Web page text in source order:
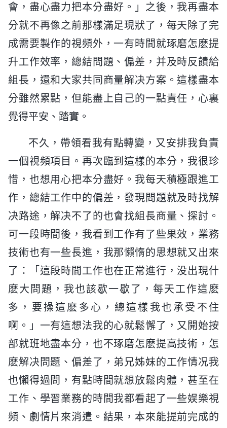
會，盡心盡力把本分盡好。」之後，我再盡本
分就不再像之前那樣滿足現狀了，每天除了完
成需要製作的視頻外，一有時間就琢磨怎麽提
升工作效率，總結問題、偏差，并及時反饋給
組長，還和大家共同商量解决方案。這樣盡本
分雖然累點，但能盡上自己的一點責任，心裏
覺得平安、踏實。
不久，帶領看我有點轉變，又安排我負責
一個視頻項目。再次臨到這樣的本分，我很珍
惜，也想用心把本分盡好。我每天積極跟進工
作，總結工作中的偏差，發現問題就及時找解
决路途，解决不了的也會找組長商量、探討。
可一段時間後，我看到工作有了些果效，業務
技術也有一些長進，我那懶惰的思想就又出來
了：「這段時間工作也在正常進行，没出現什
麽大問題，我也該歇一歇了，每天工作這麽
多，要操這麽多心，總這樣我也承受不住
啊。」一有這想法我的心就鬆懈了，又開始按
部就班地盡本分，也不琢磨怎麽提高技術，怎
麽解决問題、偏差了，弟兄姊妹的工作情况我
也懶得過問，有點時間就想放鬆肉體，甚至在
工作、學習業務的時間我都看起了一些娱樂視
頻、劇情片來消遣。結果，本來能提前完成的